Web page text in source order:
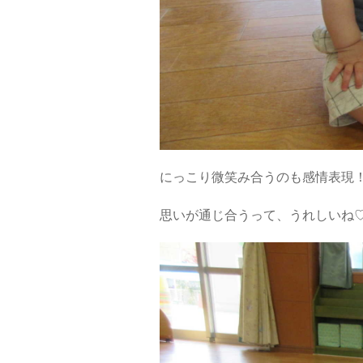
にっこり微笑み合うのも感情表現
思いが通じ合うって、うれしいね